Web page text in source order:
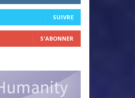
SUIVRE
S'ABONNER